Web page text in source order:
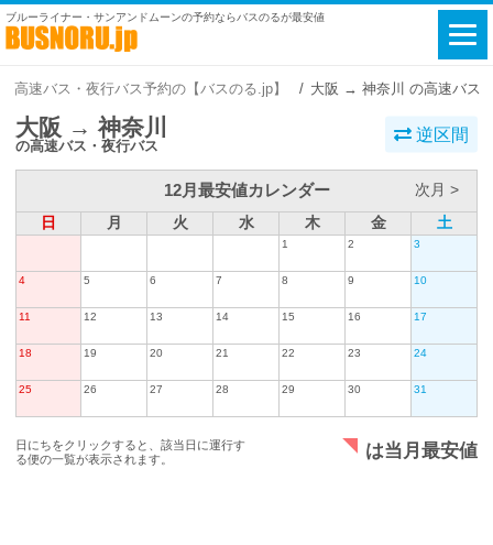
ブルーライナー・サンアンドムーンの予約ならバスのるが最安値
高速バス・夜行バス予約の【バスのる.jp】 大阪 → 神奈川 の高速バス
大阪 → 神奈川
の高速バス・夜行バス
逆区間
12月最安値カレンダー
次月 >
日
月 火 水 木 金 土
1 2 3
4 5 6 7 8 9 10
11 12 13 14 15 16 17
18 19 20 21 22 23 24
25 26 27 28 29 30 31
日にちをクリックすると、該当日に運行す
る便の一覧が表示されます。
は当月最安値